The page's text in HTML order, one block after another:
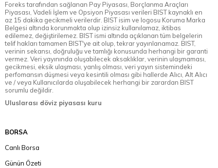
Foreks tarafından sağlanan Pay Piyasası, Borçlanma Araçları
Piyasası, Vadeli İşlem ve Opsiyon Piyasası verileri BIST kaynaklı en
az 15 dakika gecikmeli verilerdir. BIST isim ve logosu Koruma Marka
Belgesi altında korunmakta olup izinsiz kullanılamaz, iktibas
edilemez, değiştirilemez. BIST ismi altında açıklanan tüm belgelerin
telif hakları tamamen BIST'ye ait olup, tekrar yayınlanamaz. BIST,
verinin sekansı, doğruluğu ve tamlığı konusunda herhangi bir garanti
vermez. Veri yayınında oluşabilecek aksaklıklar, verinin ulaşmaması,
gecikmesi, eksik ulaşması, yanlış olması, veri yayın sistemindeki
perfomansın düşmesi veya kesintili olması gibi hallerde Alıcı, Alt Alıcı
ve / veya Kullanıcılarda oluşabilecek herhangi bir zarardan BIST
sorumlu değildir.
Uluslarası döviz piyasası kuru
BORSA
Canlı Borsa
Günün Özeti